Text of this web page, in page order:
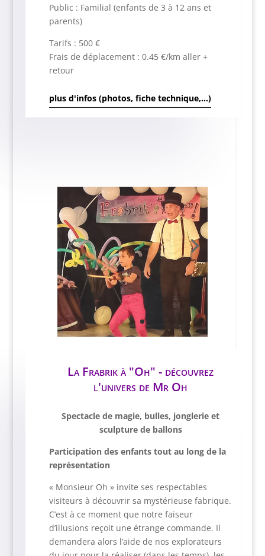
Public : Familial (enfants de 3 à 12 ans et
parents)
Tarifs : 500 €
Frais de déplacement : 0.45 €/km aller +
retour
plus d'infos (photos, fiche technique,...)
La Frabrik à "Oh" - découvrez
l'univers de Mr Oh
Spectacle de magie, bulles, jonglerie et
sculpture de ballons
Participation des enfants tout au long de la
représentation
« Monsieur Oh » invite ses respectables
visiteurs à découvrir sa mystérieuse fabrique.
C’est à ce moment que notre faiseur
d’illusions reçoit une étrange commande. Il
demandera alors l’aide de nos explorateurs